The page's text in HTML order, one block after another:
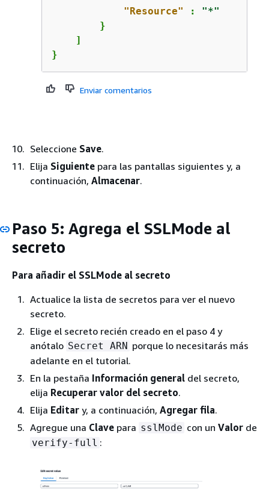
"Resource" : "*"
        }
    ]
}
Enviar comentarios
Seleccione Save.
Elija Siguiente para las pantallas siguientes y, a
continuación, Almacenar.
Paso 5: Agrega el SSLMode al
secreto
Para añadir el SSLMode al secreto
Actualice la lista de secretos para ver el nuevo
secreto.
Elige el secreto recién creado en el paso 4 y
anótalo Secret ARN porque lo necesitarás más
adelante en el tutorial.
En la pestaña Información general del secreto,
elija Recuperar valor del secreto.
Elija Editar y, a continuación, Agregar fila.
Agregue una Clave para sslMode con un Valor de
verify-full :